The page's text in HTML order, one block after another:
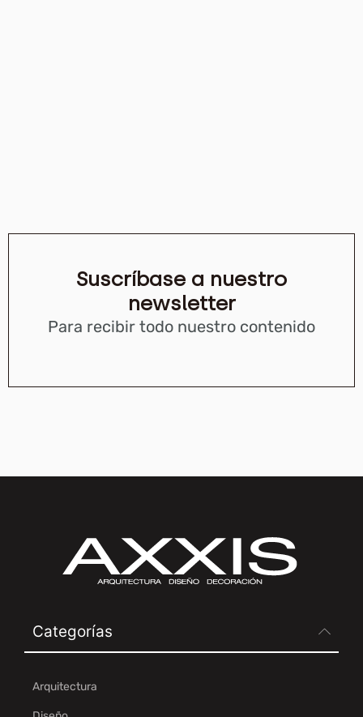
Suscríbase a nuestro
newsletter
Para recibir todo nuestro contenido
Categorías
Arquitectura